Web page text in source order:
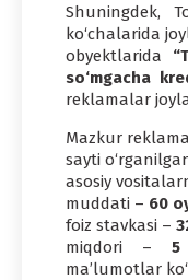
Shuningdek,
ko‘chalarida
obyektlarida
so‘mgacha
reklamalar
Mazkur
sayti
asosiy
muddati – 60
foiz stavkasi –
miqdori – 5
ma’lumotlar